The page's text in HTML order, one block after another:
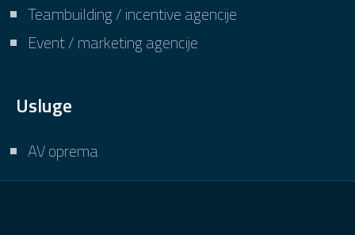
Teambuilding / incentive agencije
Event / marketing agencije
Usluge
AV oprema